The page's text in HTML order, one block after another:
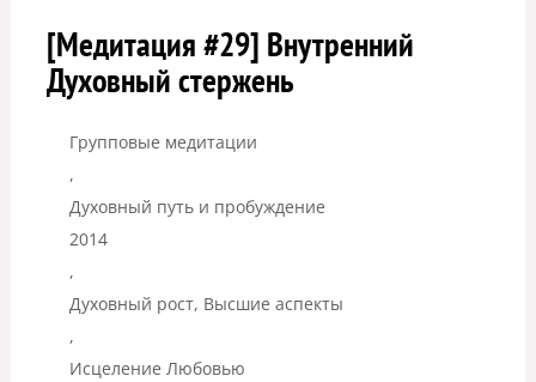
[Медитация #29] Внутренний
Духовный стержень
Групповые медитации
,
Духовный путь и пробуждение
2014
,
Духовный рост, Высшие аспекты
,
Исцеление Любовью